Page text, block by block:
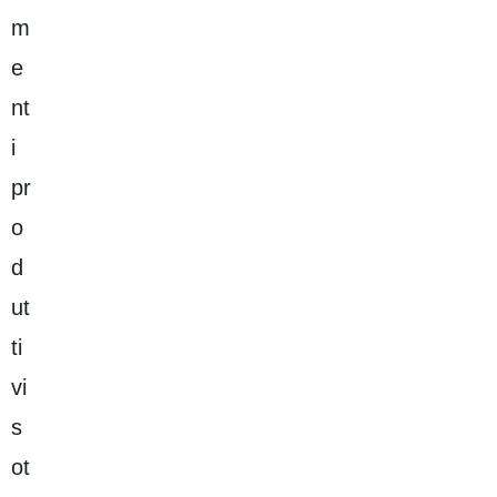
m
e
nt
i
pr
o
d
ut
ti
vi
s
ot